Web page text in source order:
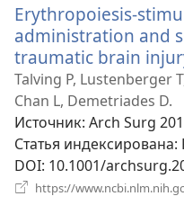
Erythropoiesis-
administration and
traumatic brain
Talving P, Lustenberger
Chan L, Demetriades D.
Источник‎: Arch Surg
Статья индексирована‎:
DOI‎: 10.1001/
https://